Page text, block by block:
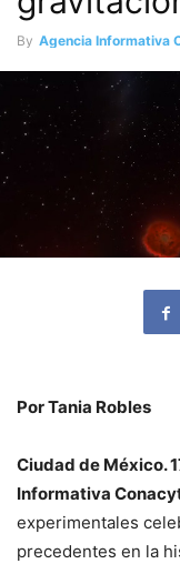
By Agencia Informativa
Por Tania Robles
Ciudad de México.
Informativa
experimentales
precedentes en la